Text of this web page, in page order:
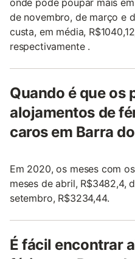
onde pode poupar mais
de novembro, de março e
custa, em média,
respectivamente .
Quando é que os
alojamentos de
caros em Barra
Em 2020, os meses com
meses de abril, R$3482,4,
setembro, R$3234,44.
É fácil encontrar